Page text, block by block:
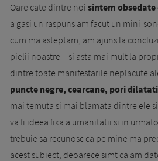
Oare cate dintre noi sintem
a gasi un raspuns am facut un mini-
cum ma asteptam, am ajuns la
pielii noastre – si asta mai mult la
dintre toate manifestarile neplacute
puncte negre, cearcane, pori dilatati
mai temuta si mai blamata dintre ele
va fi ideea fixa a umanitatii si in
trebuie sa recunosc ca pe mine ma
acest subiect, deoarece simt ca am